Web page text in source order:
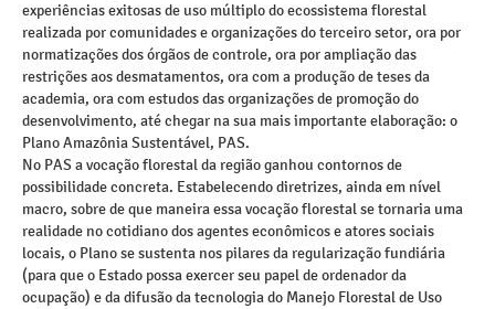
experiências exitosas de uso múltiplo do ecossistema florestal
realizada por comunidades e organizações do terceiro setor, ora por
normatizações dos órgãos de controle, ora por ampliação das
restrições aos desmatamentos, ora com a produção de teses da
academia, ora com estudos das organizações de promoção do
desenvolvimento, até chegar na sua mais importante elaboração: o
Plano Amazônia Sustentável, PAS.
No PAS a vocação florestal da região ganhou contornos de
possibilidade concreta. Estabelecendo diretrizes, ainda em nível
macro, sobre de que maneira essa vocação florestal se tornaria uma
realidade no cotidiano dos agentes econômicos e atores sociais
locais, o Plano se sustenta nos pilares da regularização fundiária
(para que o Estado possa exercer seu papel de ordenador da
ocupação) e da difusão da tecnologia do Manejo Florestal de Uso